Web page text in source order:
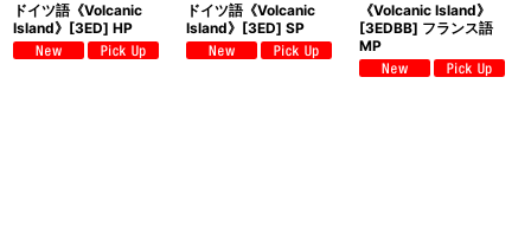
ドイツ語《Volcanic
Island》[3ED] HP
ドイツ語《Volcanic
Island》[3ED] SP
《Volcanic Island》
[3EDBB] フランス語
MP